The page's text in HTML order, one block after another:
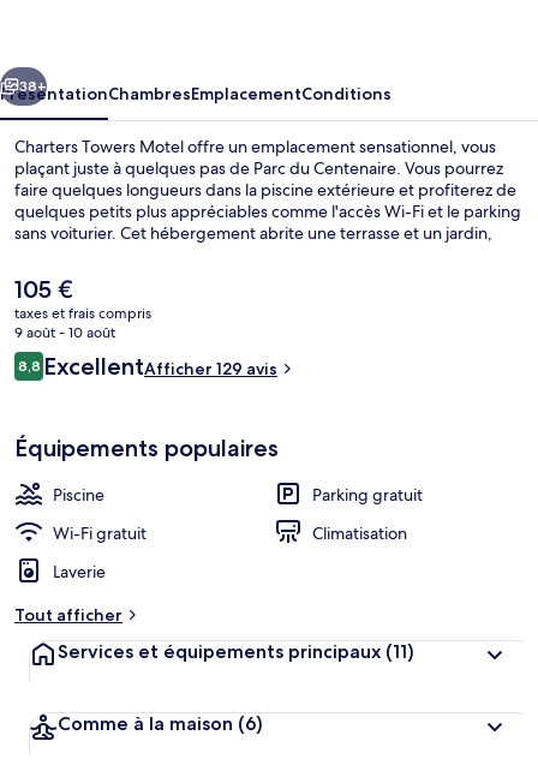
Suivant
38+
PrésentationChambresEmplacementConditions
Charters Towers Motel offre un emplacement sensationnel, vous
plaçant juste à quelques pas de Parc du Centenaire. Vous pourrez
faire quelques longueurs dans la piscine extérieure et profiterez de
quelques petits plus appréciables comme l'accès Wi-Fi et le parking
sans voiturier. Cet hébergement abrite une terrasse et un jardin,
réfrigérateur et un micro-ondes.
Le
prix
actuel
est
de
105 €
taxes et frais compris
9 août - 10 août
Avis
voyageurs
8,88,8 sur 10
ExcellentAfficher 129 avis
Équipements populaires
Piscine
Parking gratuit
Wi-Fi gratuit
Climatisation
Laverie
Tout afficher
Services et équipements principaux (11)
Comme à la maison (6)